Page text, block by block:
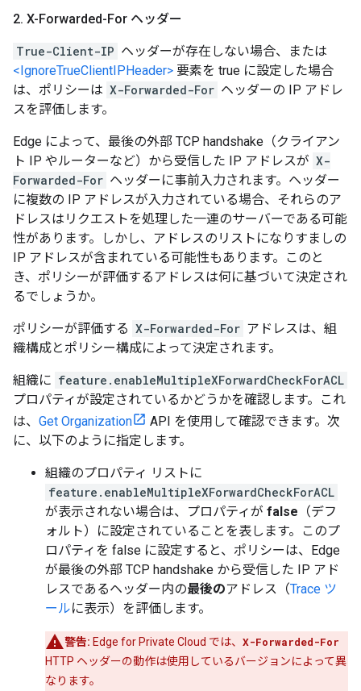
2. X-Forwarded-For ヘッダー
True-Client-IP ヘッダーが存在しない場合、または
<IgnoreTrueClientIPHeader> 要素を true に設定した場合
は、ポリシーは X-Forwarded-For ヘッダーの IP アドレ
スを評価します。
Edge によって、最後の外部 TCP handshake（クライアン
ト IP やルーターなど）から受信した IP アドレスが X-
Forwarded-For ヘッダーに事前入力されます。ヘッダー
に複数の IP アドレスが入力されている場合、それらのア
ドレスはリクエストを処理した一連のサーバーである可能
性があります。しかし、アドレスのリストになりすましの
IP アドレスが含まれている可能性もあります。このと
き、ポリシーが評価するアドレスは何に基づいて決定され
るでしょうか。
ポリシーが評価する X-Forwarded-For アドレスは、組
織構成とポリシー構成によって決定されます。
組織に feature.enableMultipleXForwardCheckForACL
プロパティが設定されているかどうかを確認します。これ
は、 Get Organization
API を使用して確認できます。次
に、以下のように指定します。
組織のプロパティ リストに
feature.enableMultipleXForwardCheckForACL
が表示されない場合は、プロパティが false （デフ
ォルト）に設定されていることを表します。このプ
ロパティを false に設定すると、ポリシーは、Edge
が最後の外部 TCP handshake から受信した IP アド
レスであるヘッダー内の最後のアドレス（Trace ツ
ールに表示）を評価します。
警告: Edge for Private Cloud では、 X-Forwarded-For
HTTP ヘッダーの動作は使用しているバージョンによって異
なります。